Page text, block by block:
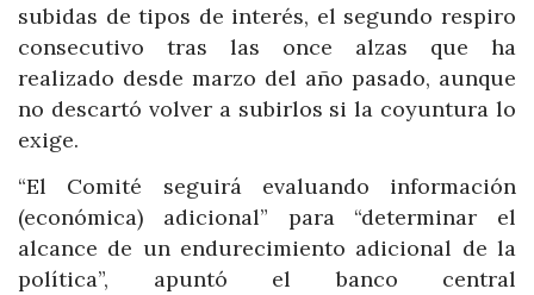
subidas de tipos de interés, el segundo respiro
consecutivo tras las once alzas que ha
realizado desde marzo del año pasado, aunque
no descartó volver a subirlos si la coyuntura lo
exige.
“El Comité seguirá evaluando información
(económica) adicional” para “determinar el
alcance de un endurecimiento adicional de la
política”, apuntó el banco central